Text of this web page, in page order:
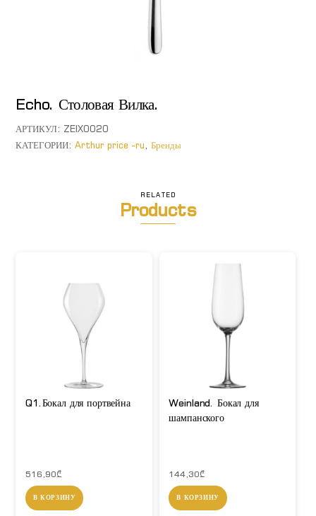
Echo. Столовая Вилка.
АРТИКУЛ: ZEIX0020
КАТЕГОРИИ:Arthur price -ru,Бренды
RELATED
Products
Q1.Бокал для портвейна
516,90₾
В КОРЗИНУ
Weinland. Бокал для
шампанского
144,30₾
В КОРЗИНУ